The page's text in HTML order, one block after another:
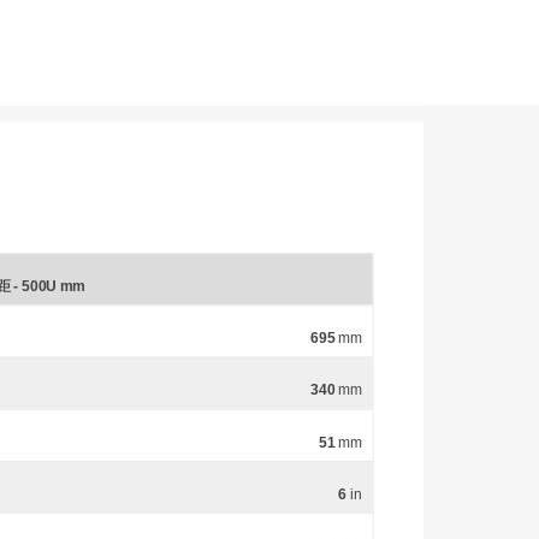
- 500U mm
695mm
340mm
51 mm
6in